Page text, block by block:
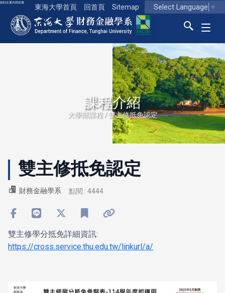
跳到主要內容區塊
東海大學首頁 回首頁 Sitemap Select Language ▼
東海大學logo
課程介紹
大學部課程 / 雙主修抵免認定
雙主修抵免認定
財務金融學系 點閱 : 4444
雙主修學分抵免詳細資訊:
https://cross.service.thu.edu.tw/linkurl/a/